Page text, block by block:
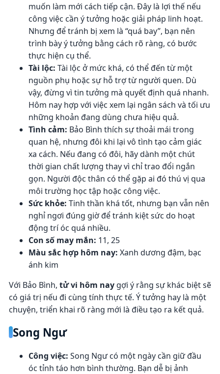
muốn làm mới cách tiếp cận. Đây là lợi thế nếu
công việc cần ý tưởng hoặc giải pháp linh hoạt.
Nhưng để tránh bị xem là “quá bay”, bạn nên
trình bày ý tưởng bằng cách rõ ràng, có bước
thực hiện cụ thể.
Tài lộc: Tài lộc ở mức khá, có thể đến từ một
nguồn phụ hoặc sự hỗ trợ từ người quen. Dù
vậy, đừng vì tin tưởng mà quyết định quá nhanh.
Hôm nay hợp với việc xem lại ngân sách và tối ưu
những khoản đang dùng chưa hiệu quả.
Tình cảm: Bảo Bình thích sự thoải mái trong
quan hệ, nhưng đôi khi lại vô tình tạo cảm giác
xa cách. Nếu đang có đôi, hãy dành một chút
thời gian chất lượng thay vì chỉ trao đổi ngắn
gọn. Người độc thân có thể gặp ai đó thú vị qua
môi trường học tập hoặc công việc.
Sức khỏe: Tinh thần khá tốt, nhưng bạn vẫn nên
nghỉ ngơi đúng giờ để tránh kiệt sức do hoạt
động trí óc quá nhiều.
Con số may mắn: 11, 25
Màu sắc hợp hôm nay: Xanh dương đậm, bạc
ánh kim
Với Bảo Bình, tử vi hôm naygợi ý rằng sự khác biệt sẽ
có giá trị nếu đi cùng tính thực tế. Ý tưởng hay là một
chuyện, triển khai rõ ràng mới là điều tạo ra kết quả.
Song Ngư
Công việc: Song Ngư có một ngày cần giữ đầu
óc tỉnh táo hơn bình thường. Bạn dễ bị ảnh